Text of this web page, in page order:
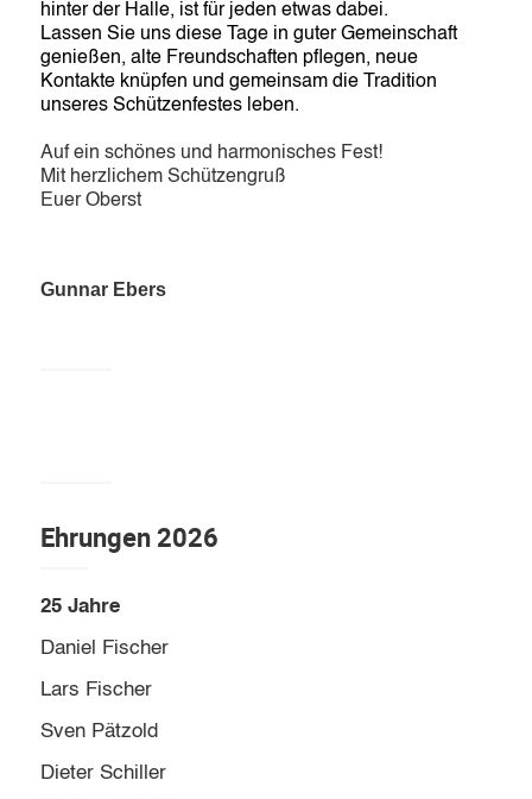
hinter der Halle, ist für jeden etwas dabei.
Lassen Sie uns diese Tage in guter Gemeinschaft
genießen, alte Freundschaften pflegen, neue
Kontakte knüpfen und gemeinsam die Tradition
unseres Schützenfestes leben.
Auf ein schönes und harmonisches Fest!
Mit herzlichem Schützengruß
Euer Oberst
Gunnar Ebers
Ehrungen 2026
25 Jahre
Daniel Fischer
Lars Fischer
Sven Pätzold
Dieter Schiller